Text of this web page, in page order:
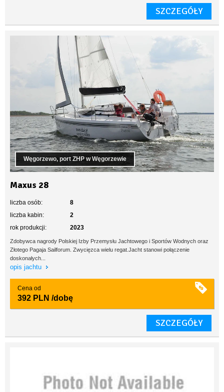
SZCZEGÓŁY
Węgorzewo, port ZHP w Węgorzewie
Maxus 28
liczba osób:
8
liczba kabin:
2
rok produkcji:
2023
Zdobywca nagrody Polskiej Izby Przemysłu Jachtowego i Sportów Wodnych oraz
Złotego Pagaja Sailforum. Zwycięzca wielu regat.Jacht stanowi połączenie
doskonałych...
opis jachtu
Cena od
392 PLN /dobę
SZCZEGÓŁY